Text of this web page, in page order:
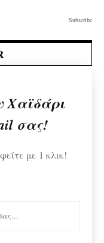
Subscribe
Χαϊδάρι
σας!
με 1 κλικ!